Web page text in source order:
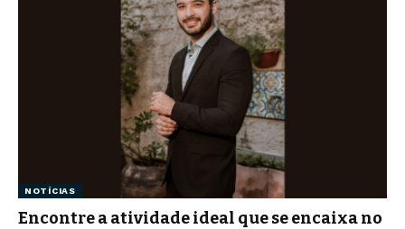
NOTÍCIAS
Encontre a atividade ideal que se encaixa no